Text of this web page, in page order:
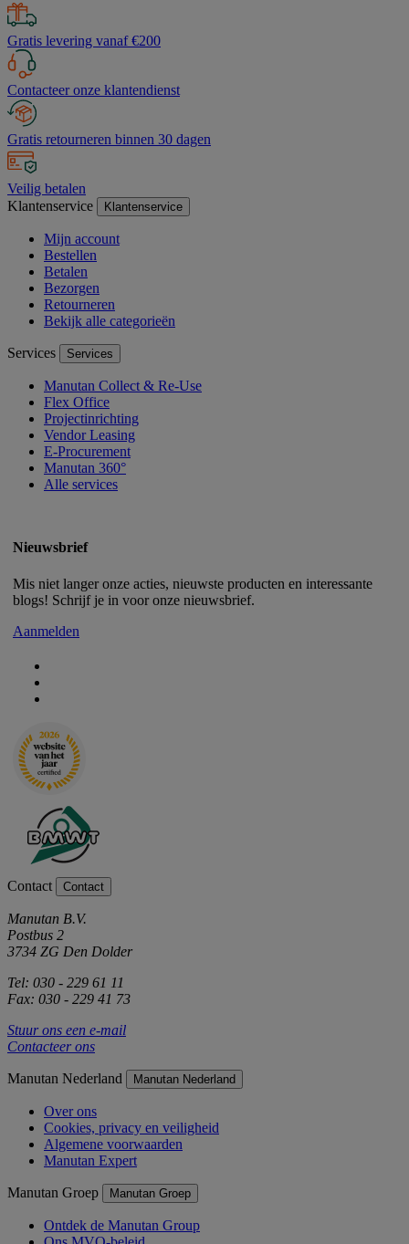
Gratis levering vanaf €200
Contacteer onze klantendienst
Gratis retourneren binnen 30 dagen
Veilig betalen
Klantenservice
Klantenservice
Mijn account
Bestellen
Betalen
Bezorgen
Retourneren
Bekijk alle categorieën
Services Services
Manutan Collect & Re-Use
Flex Office
Projectinrichting
Vendor Leasing
E-Procurement
Manutan 360°
Alle services
Nieuwsbrief
Mis niet langer onze acties, nieuwste producten en interessante
blogs! Schrijf je in voor onze nieuwsbrief.
Aanmelden
Contact Contact
Manutan B.V.
Postbus 2
3734 ZG Den Dolder
Tel: 030 - 229 61 11
Fax: 030 - 229 41 73
Stuur ons een e-mail
Contacteer ons
Manutan Nederland Manutan Nederland
Over ons
Cookies, privacy en veiligheid
Algemene voorwaarden
Manutan Expert
Manutan Groep Manutan Groep
Ontdek de Manutan Group